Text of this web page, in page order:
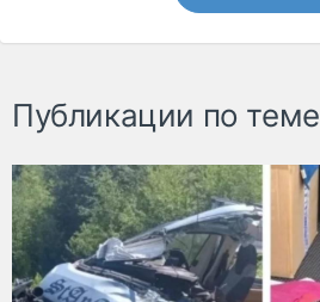
Публикации по теме